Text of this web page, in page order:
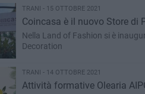
TRANI - 15 OTTOBRE 2021
Coincasa è il nuovo Store di
Nella Land of Fashion si è
Decoration
TRANI - 14 OTTOBRE 2021
Attività formative Olearia